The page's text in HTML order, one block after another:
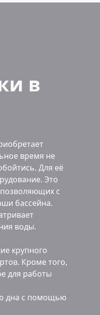
в
время не
Для её
Это
с
бассейна.
воды.
крупного
Кроме того,
для работы
дна с помощью